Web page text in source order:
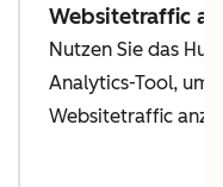
Websitetraffic
Nutzen Sie das
Analytics-Tool, um
Websitetraffic